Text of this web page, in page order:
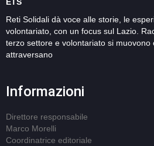
ETS
Reti Solidali dà voce alle storie, le
volontariato, con un focus sul Lazio.
terzo settore e volontariato si muovono
attraversano
Informazioni
Direttore responsabile
Marco Morelli
Coordinatrice editoriale